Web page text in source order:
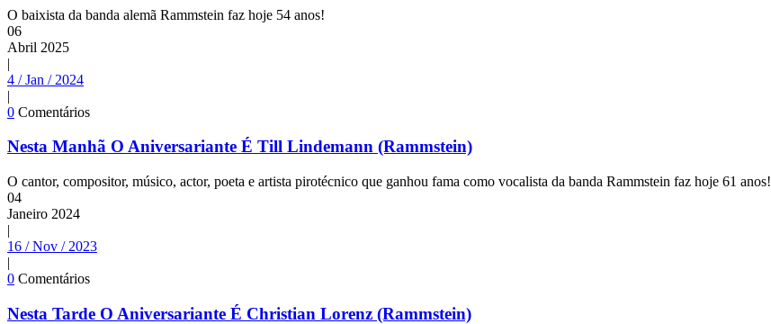
O baixista da banda alemã Rammstein faz hoje 54 anos!
06
Abril 2025
|
4 / Jan / 2024
|
0 Comentários
Nesta Manhã O Aniversariante É Till Lindemann (Rammstein)
O cantor, compositor, músico, actor, poeta e artista pirotécnico que ganhou fama como vocalista da banda Rammstein faz hoje 61 anos!
04
Janeiro 2024
|
16 / Nov / 2023
|
0 Comentários
Nesta Tarde O Aniversariante É Christian Lorenz (Rammstein)